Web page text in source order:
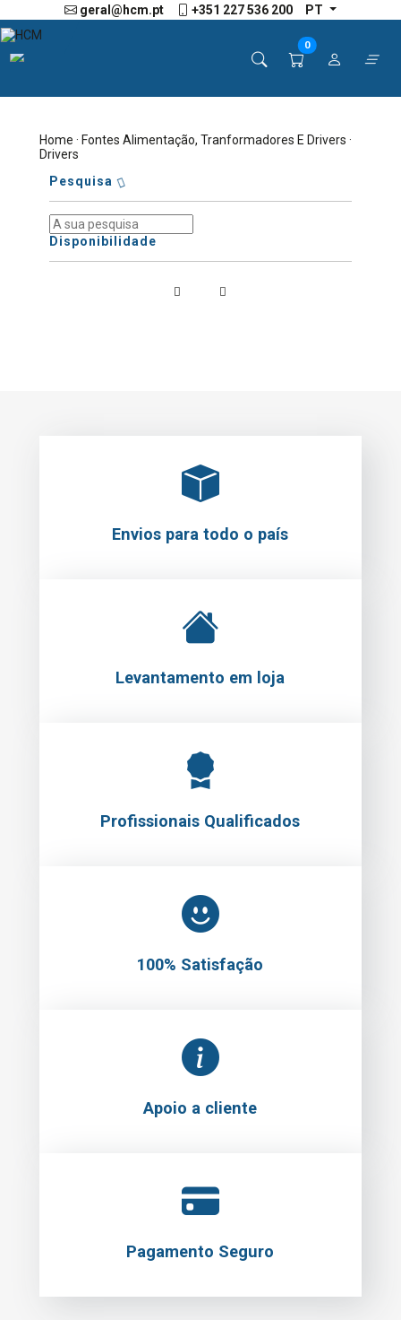
geral@hcm.pt +351 227 536 200 PT
0
Home ·Fontes Alimentação, Tranformadores E Drivers ·
Drivers
Pesquisa
Disponibilidade
Envios para todo o país
Levantamento em loja
Profissionais Qualificados
100% Satisfação
Apoio a cliente
Pagamento Seguro